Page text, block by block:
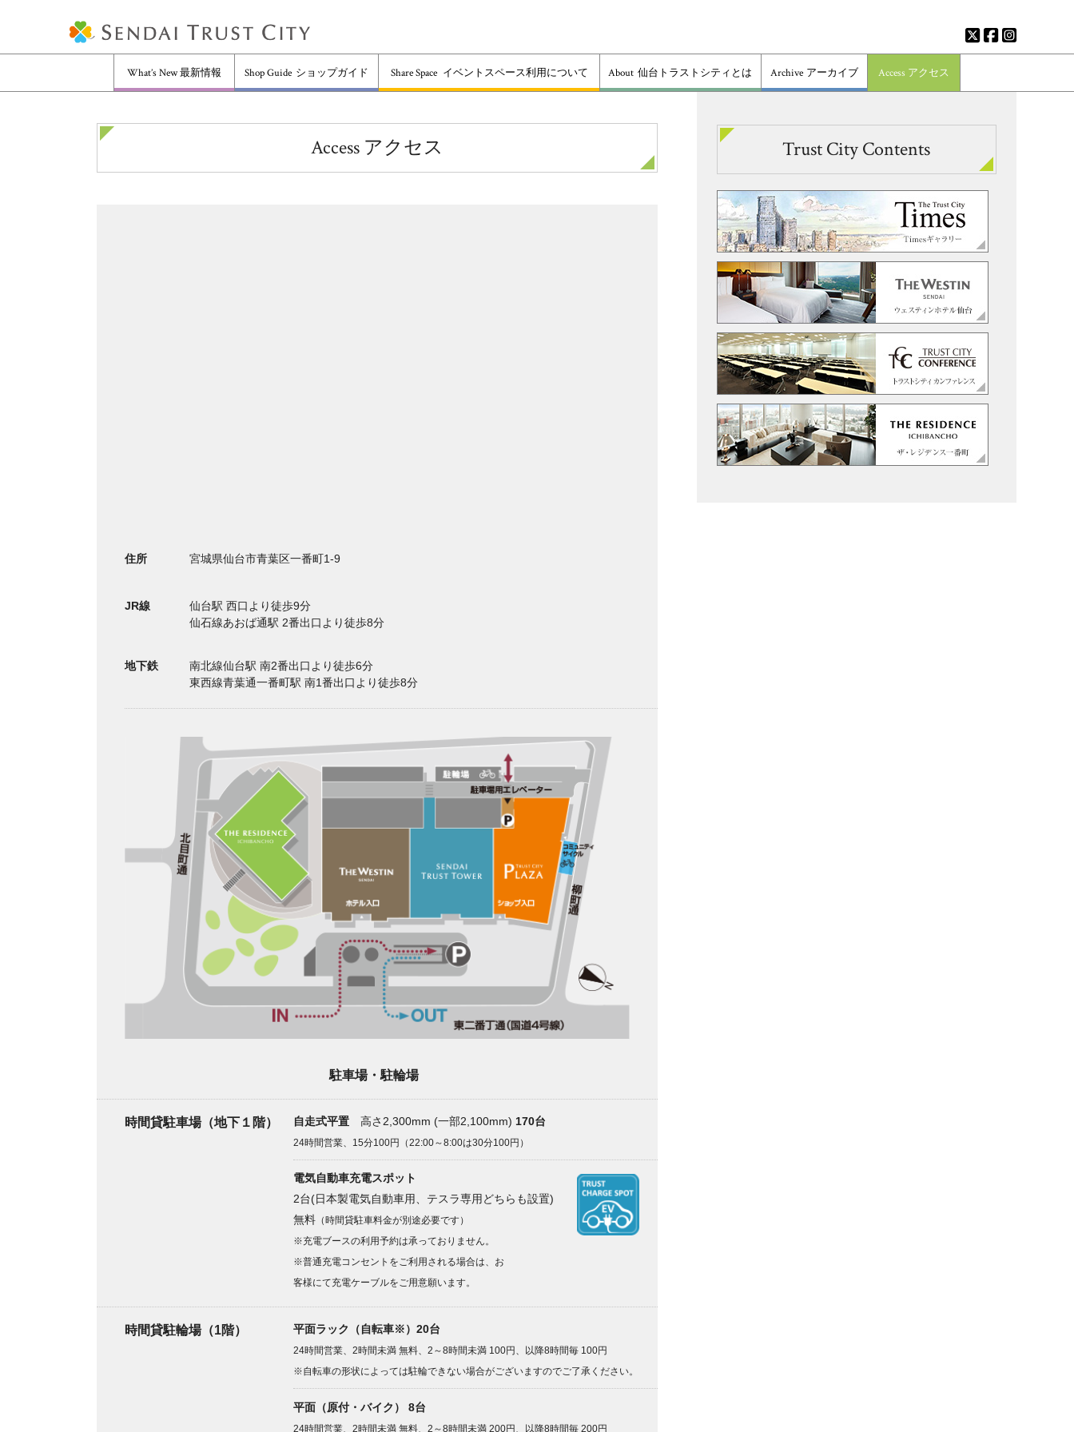
What’s New 最新情報 Shop Guide ショップガイド Share Space イベントスペース利用について About 仙台トラストシティとは Archive アーカイブ Access アクセス
Access アクセス
住所 宮城県仙台市青葉区一番町1-9
JR線
仙台駅 西口より徒歩9分
仙石線あおば通駅 2番出口より徒歩8分
地下鉄
南北線仙台駅 南2番出口より徒歩6分
東西線青葉通一番町駅 南1番出口より徒歩8分
駐車場・駐輪場
時間貸駐車場（地下１階） 自走式平置高さ2,300mm (一部2,100mm) 170台
24時間営業、15分100円（22:00～8:00は30分100円）
電気自動車充電スポット
2台(日本製電気自動車用、テスラ専用どちらも設置)
無料（時間貸駐車料金が別途必要です）
※充電ブースの利用予約は承っておりません。
※普通充電コンセントをご利用される場合は、お
客様にて充電ケーブルをご用意願います。
時間貸駐輪場（1階） 平面ラック（自転車※）20台
24時間営業、2時間未満 無料、2 ～8時間未満 100円、 以降8時間毎 100円
※自転車の形状によっては駐輪できない場合がございますのでご了承ください。
平面（原付・バイク） 8台
24時間営業、2時間未満 無料、2 ～8時間未満 200円、 以降8時間毎 200円
Trust City Contents